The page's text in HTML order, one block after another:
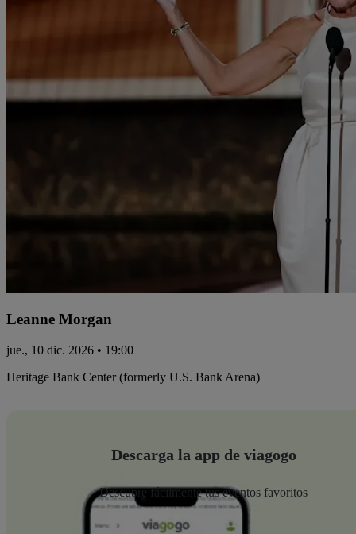
Leanne Morgan
jue., 10 dic. 2026 • 19:00
Heritage Bank Center (formerly U.S. Bank Arena)
Descarga la app de viagogo
Descubre fácilmente tus eventos favoritos